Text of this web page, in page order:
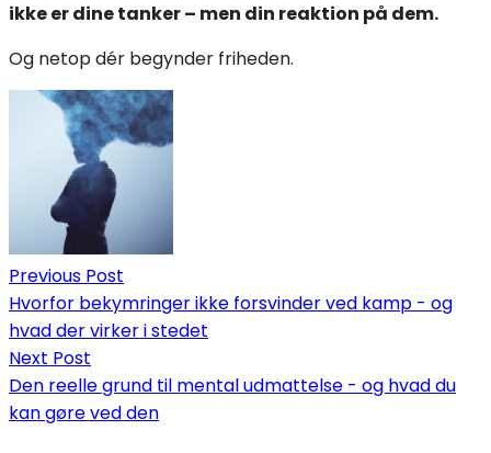
ikke er dine tanker – men din reaktion på dem.
Og netop dér begynder friheden.
Indlægsnavigation
Previous Post
Hvorfor bekymringer ikke forsvinder ved kamp - og
hvad der virker i stedet
Next Post
Den reelle grund til mental udmattelse - og hvad du
kan gøre ved den